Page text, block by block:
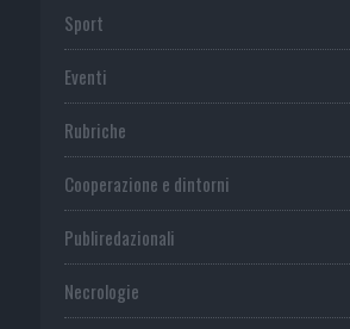
Sport
Eventi
Rubriche
Cooperazione e dintorni
Publiredazionali
Necrologie